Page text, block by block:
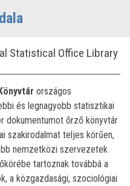
Statistical Office Library
országos
és legnagyobb statisztikai
dokumentumot őrző könyvtár
szakirodalmat teljes körűen,
nemzetközi szervezetek
tartoznak továbbá a
a közgazdasági, szociológiai